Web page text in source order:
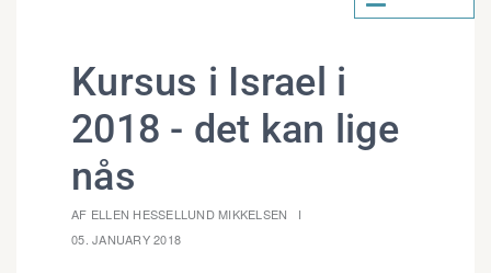
Kursus i Israel i
2018 - det kan lige
nås
AF ELLEN HESSELLUND MIKKELSEN
05. JANUARY 2018